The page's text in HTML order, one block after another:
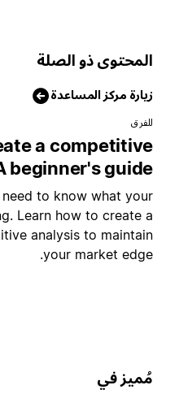
ذو الصلة
مركز المساعدة
create a
A beginner's
need to know what
Learn how to create
analysis to
your market
في